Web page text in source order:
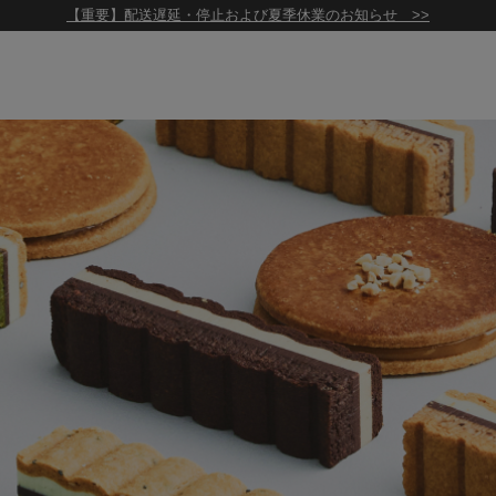
【重要】配送遅延・停止および夏季休業のお知らせ >>